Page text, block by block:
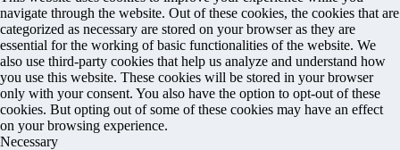
navigate through the website. Out of these cookies, the cookies that are
categorized as necessary are stored on your browser as they are
essential for the working of basic functionalities of the website. We
also use third-party cookies that help us analyze and understand how
you use this website. These cookies will be stored in your browser
only with your consent. You also have the option to opt-out of these
cookies. But opting out of some of these cookies may have an effect
on your browsing experience.
Necessary